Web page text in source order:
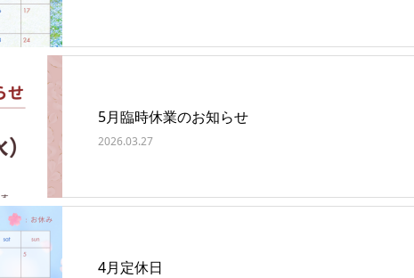
5月臨時休業のお知らせ
2026.03.27
4月定休日